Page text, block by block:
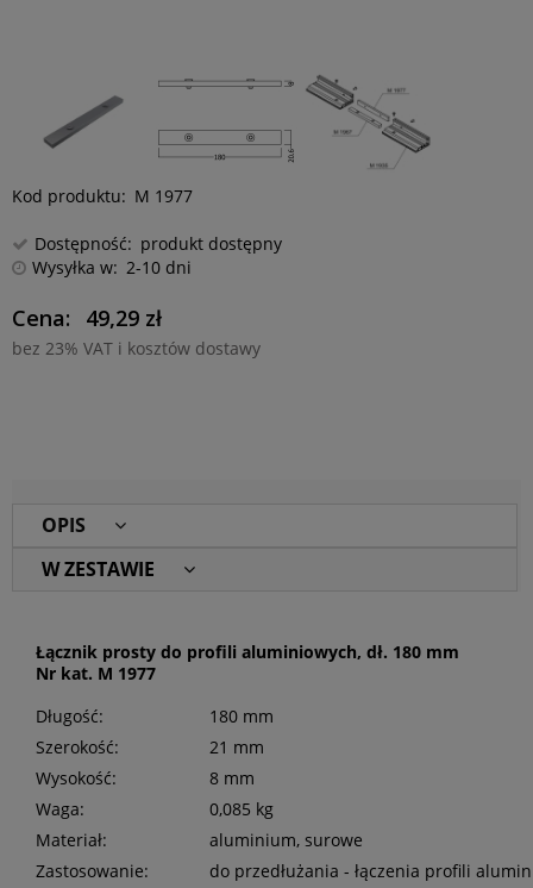
Kod produktu: M 1977
Dostępność: produkt dostępny
Wysyłka w: 2-10 dni
Cena: 49,29 zł
bez 23% VAT i kosztów dostawy
OPIS
W ZESTAWIE
Łącznik prosty do profili aluminiowych, dł. 180 mm
Nr kat. M 1977
Długość:
180 mm
Szerokość:
21 mm
Wysokość:
8 mm
Waga:
0,085 kg
Materiał:
aluminium, surowe
Zastosowanie:
do przedłużania - łączenia profili